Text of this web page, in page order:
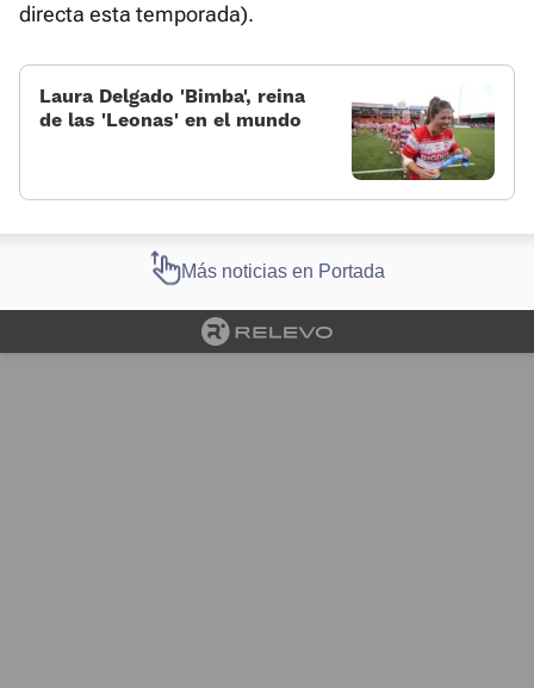
directa esta temporada).
Laura Delgado 'Bimba', reina
de las 'Leonas' en el mundo
Más noticias en Portada